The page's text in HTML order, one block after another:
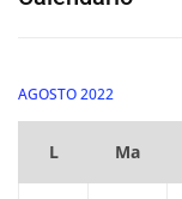
AGOSTO 2022
L Ma